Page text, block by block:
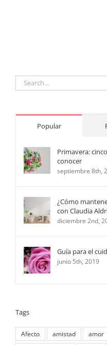
Search
for:
Popular
Primavera:
conocer
septiembre 8th,
¿Cómo
con Claudia
diciembre 2nd,
Guía para el
junio 5th, 2019
Tags
Afecto amistad amor